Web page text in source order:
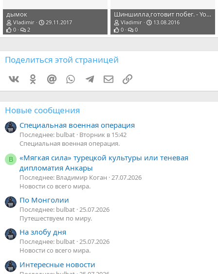
дымок
Vladimir
29.11.2017
0
2
Шиншилла,готовит побег. - YouTube
Vladimir
13.08.2016
0
0
Поделиться этой страницей
VkontakteOdnoklassniki
Mail.ruWhatsAppTelegramЭлектронная почта
Ссылка
Новые сообщения
Специальная военная операция
Последнее: bulbat Вторник в 15:42
Специальная военная операция.
В
«Мягкая сила» турецкой культуры или теневая
дипломатия Анкары
Последнее: Владимир Коган 27.07.2026
Новости со всего мира.
По Монголии
Последнее: bulbat 25.07.2026
Путешествуем по миру.
На злобу дня
Последнее: bulbat 25.07.2026
Новости со всего мира.
Интересные новости